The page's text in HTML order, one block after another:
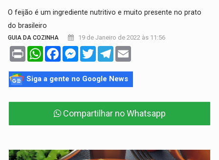
O feijão é um ingrediente nutritivo e muito presente no prato
do brasileiro
GUIA DA COZINHA 19 de Janeiro de 2022 às 11:56
Print WhatsAppFacebookMessenger
TwitterTelegram
Siga a gente no Google News
Compartilhar no Whatsapp